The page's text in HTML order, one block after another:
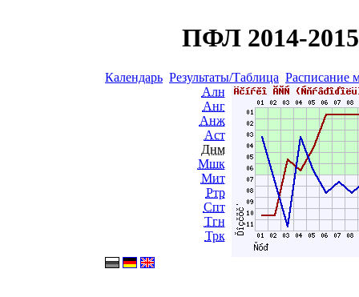
ПФЛ 2014-
Календарь Результаты/Таблица Расписание
Алн
Анг
Анж
Аст
Днм
Мшк
Мит
Ртр
Спт
Тгн
Трк